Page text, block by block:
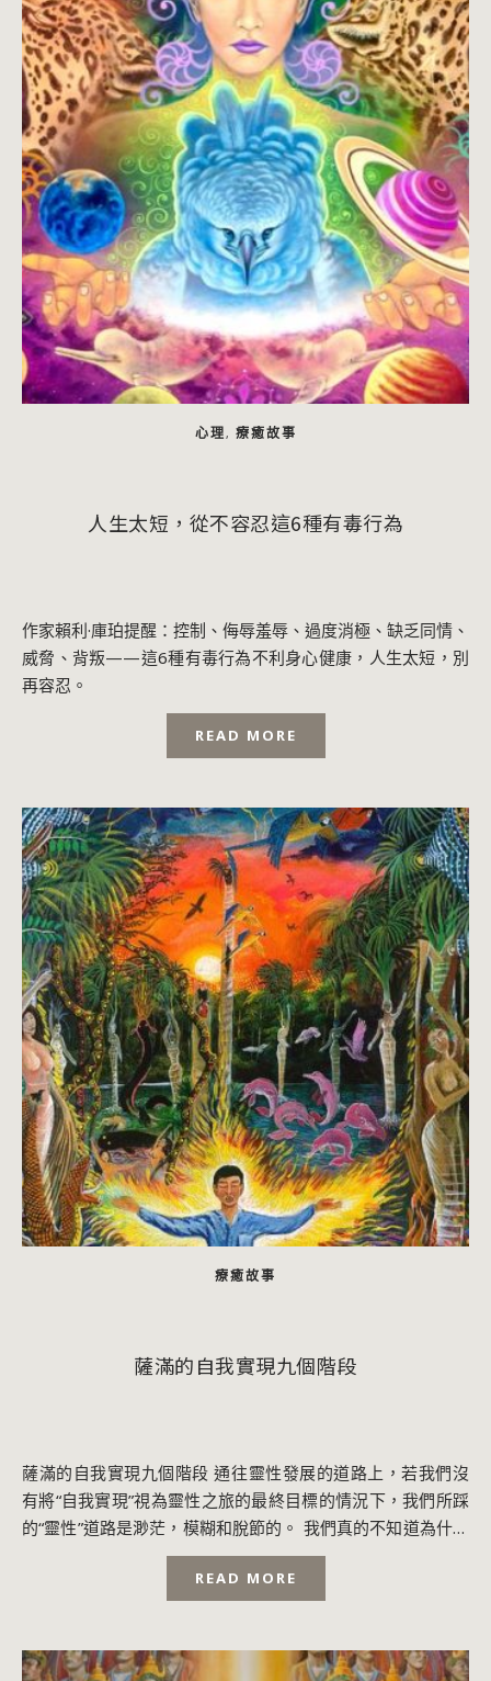
心理, 療癒故事
人生太短，從不容忍這6種有毒行為
作家賴利·庫珀提醒：控制、侮辱羞辱、過度消極、缺乏同情、
威脅、背叛——這6種有毒行為不利身心健康，人生太短，別
再容忍。
READ MORE
療癒故事
薩滿的自我實現九個階段
薩滿的自我實現九個階段 通往靈性發展的道路上，若我們沒
有將“自我實現”視為靈性之旅的最終目標的情況下，我們所踩
的“靈性”道路是渺茫，模糊和脫節的。 我們真的不知道為什麼
要做什麼。而且，如果我們在這過程...
READ MORE